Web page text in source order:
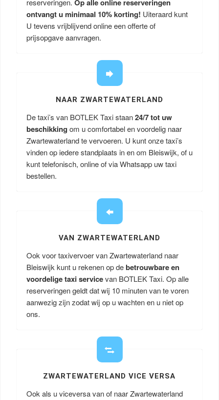
reserveringen. Op alle online reserveringen
ontvangt u minimaal 10% korting! Uiteraard kunt
U tevens vrijblijvend online een offerte of
prijsopgave aanvragen.
NAAR ZWARTEWATERLAND
De taxi’s van BOTLEK Taxi staan24/7 tot uw
beschikking om u comfortabel en voordelig naar
Zwartewaterland te vervoeren. U kunt onze taxi’s
vinden op iedere standplaats in en om Bleiswijk, of u
kunt telefonisch, online of via Whatsapp uw taxi
bestellen.
VAN ZWARTEWATERLAND
Ook voor taxivervoer van Zwartewaterland naar
Bleiswijk kunt u rekenen op debetrouwbare en
voordelige taxi servicevan BOTLEK Taxi. Op alle
reserveringen geldt dat wij 10 minuten van te voren
aanwezig zijn zodat wij op u wachten en u niet op
ons.
ZWARTEWATERLAND VICE VERSA
Ook als u viceversa van of naar Zwartewaterland